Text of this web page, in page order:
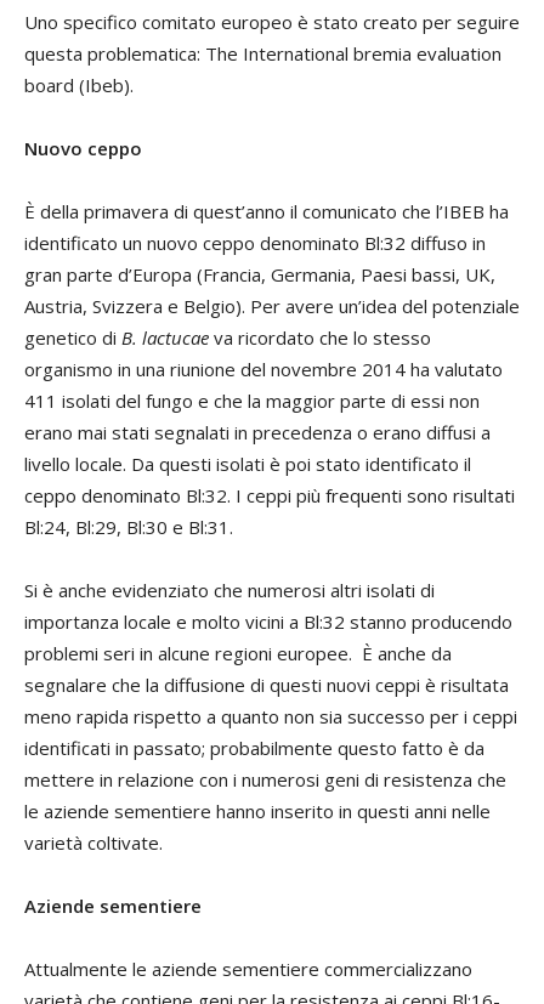
Uno specifico comitato europeo è stato creato per seguire
questa problematica: The International bremia evaluation
board (Ibeb).
Nuovo ceppo
È della primavera di quest’anno il comunicato che l’IBEB ha
identificato un nuovo ceppo denominato Bl:32 diffuso in
gran parte d’Europa (Francia, Germania, Paesi bassi, UK,
Austria, Svizzera e Belgio). Per avere un’idea del potenziale
genetico di B. lactucae va ricordato che lo stesso
organismo in una riunione del novembre 2014 ha valutato
411 isolati del fungo e che la maggior parte di essi non
erano mai stati segnalati in precedenza o erano diffusi a
livello locale. Da questi isolati è poi stato identificato il
ceppo denominato Bl:32. I ceppi più frequenti sono risultati
Bl:24, Bl:29, Bl:30 e Bl:31.
Si è anche evidenziato che numerosi altri isolati di
importanza locale e molto vicini a Bl:32 stanno producendo
problemi seri in alcune regioni europee. È anche da
segnalare che la diffusione di questi nuovi ceppi è risultata
meno rapida rispetto a quanto non sia successo per i ceppi
identificati in passato; probabilmente questo fatto è da
mettere in relazione con i numerosi geni di resistenza che
le aziende sementiere hanno inserito in questi anni nelle
varietà coltivate.
Aziende sementiere
Attualmente le aziende sementiere commercializzano